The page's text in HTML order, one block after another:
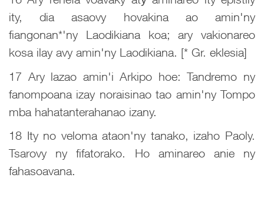
ity, dia asaovy hovakina ao amin'ny
fiangonan*'ny Laodikiana koa; ary vakionareo
kosa ilay avy amin'ny Laodikiana. [* Gr. eklesia]
17 Ary lazao amin'i Arkipo hoe: Tandremo ny
fanompoana izay noraisinao tao amin'ny Tompo
mba hahatanterahanao izany.
18 Ity no veloma ataon'ny tanako, izaho Paoly.
Tsarovy ny fifatorako. Ho aminareo anie ny
fahasoavana.